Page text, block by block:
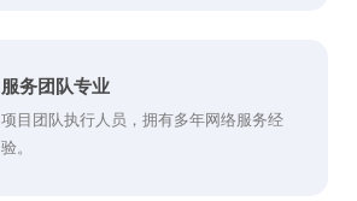
服务团队专业
项目团队执行人员，拥有多年网络服务经
验。